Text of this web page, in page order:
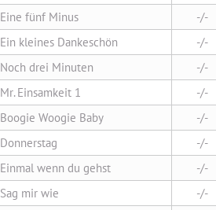
Eine fünf Minus
-/-
Ein kleines Dankeschön
-/-
Noch drei Minuten
-/-
Mr. Einsamkeit 1
-/-
Boogie Woogie Baby
-/-
Donnerstag
-/-
Einmal wenn du gehst
-/-
Sag mir wie
-/-